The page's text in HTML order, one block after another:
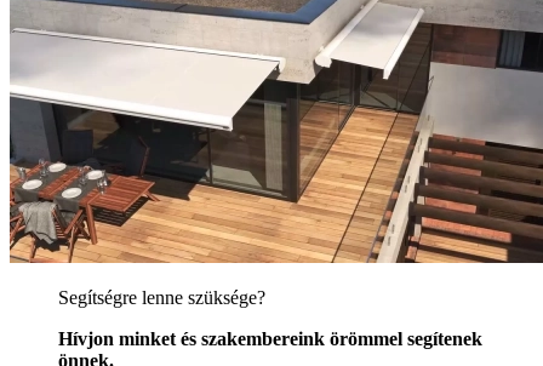
Segítségre lenne szüksége?
Hívjon minket és szakembereink örömmel segítenek
önnek.